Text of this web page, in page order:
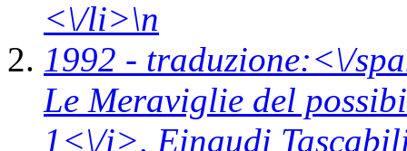
<\/li>\n
1992 - traduzione:<\/
Le Meraviglie del
1<\/i>, Einaudi